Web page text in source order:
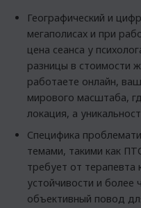
Географический и
мегаполисах и при
цена сеанса у
разницы в стоимости
работаете онлайн,
мирового масштаба,
локация, а
Специфика
темами, такими как
требует от терапевта
устойчивости и более
объективный повод